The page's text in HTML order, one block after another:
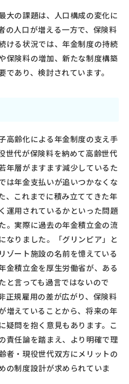
大の課題は、人口構成の変化に
の人口が増える一方で、保険料
ける状況では、年金制度の持続
保険料の増加、新たな制度構築
あり、検討されています。
高齢化による年金制度の支え手
世代が保険料を納めて高齢世代
年層がますます減少しているた
は年金支払いが追いつかなくな
、これまでに積み立ててきた年
運用されているかといった問題
。実際に過去の年金積立金の流
なりました。「グリンピア」と
ゾート施設の名前を憶えている
金積立金を厚生労働省が、ある
と言っても過言ではないので
正規雇用の差が広がり、保険料
増えていることから、将来の年
疑問を抱く意見もあります。こ
責任論を踏まえ、より明確で理
者・現役世代双方にメリットの
の制度設計が求められていま